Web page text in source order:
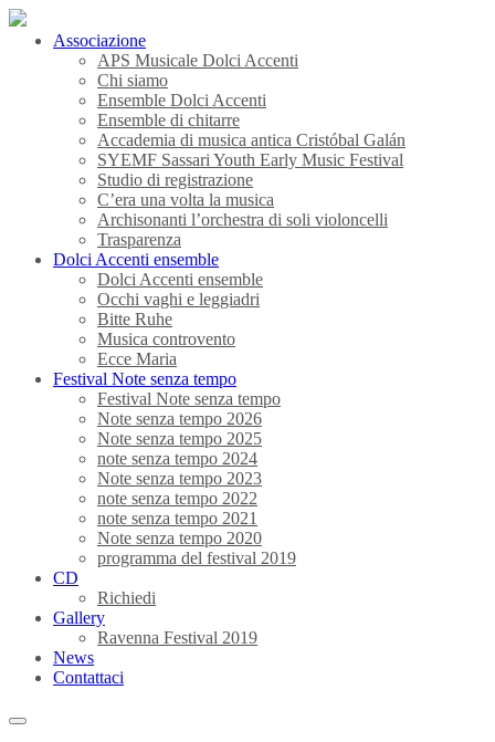
Associazione
APS Musicale Dolci Accenti
Chi siamo
Ensemble Dolci Accenti
Ensemble di chitarre
Accademia di musica antica Cristóbal Galán
SYEMF Sassari Youth Early Music Festival
Studio di registrazione
C’era una volta la musica
Archisonanti l’orchestra di soli violoncelli
Trasparenza
Dolci Accenti ensemble
Dolci Accenti ensemble
Occhi vaghi e leggiadri
Bitte Ruhe
Musica controvento
Ecce Maria
Festival Note senza tempo
Festival Note senza tempo
Note senza tempo 2026
Note senza tempo 2025
note senza tempo 2024
Note senza tempo 2023
note senza tempo 2022
note senza tempo 2021
Note senza tempo 2020
programma del festival 2019
CD
Richiedi
Gallery
Ravenna Festival 2019
News
Contattaci